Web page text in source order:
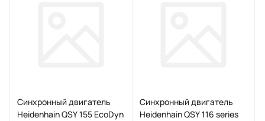
Синхронный двигатель
Heidenhain QSY 155 EcoDyn
Синхронный двигатель
Heidenhain QSY 116 series